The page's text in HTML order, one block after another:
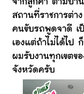
จากลูกค้า ตามบ้า
สถานที่ราชการต่
คนขับรถพูดจาดี เ
เองแต่ถ้าไม่ได้ไป
ผมรับงานทุกเขตข
จังหวัดครับ